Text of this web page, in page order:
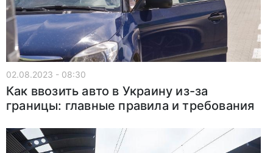
02.08.2023 - 08:30
Как ввозить авто в Украину из-за
границы: главные правила и требования